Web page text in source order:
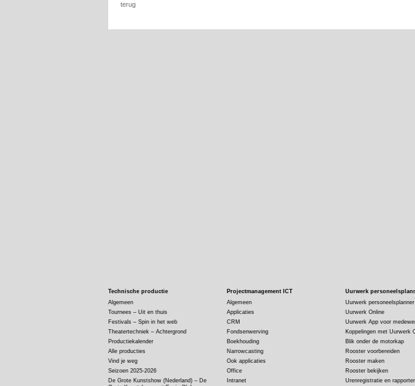
terug
Technische productie
Algemeen
Tournees – Uit en thuis
Festivals – Spin in het web
Theatertechniek – Achtergrond
Productiekalender
Alle producties
Vind je weg
Seizoen 2025-2026
De Grote Kunstshow (Nederland) – De
Projectmanagement ICT
Algemeen
Applicaties
CRM
Fondsenwerving
Boekhouding
Narrowcasting
Ook applicaties
Office
Intranet
Uurwerk
Uurwerk personeelsplanner
Uurwerk Online
Uurwerk App voor
Koppelingen met Uurwerk
Blik onder de motorkap
Rooster voorbereiden
Rooster maken
Rooster bekijken
Urenregistratie en